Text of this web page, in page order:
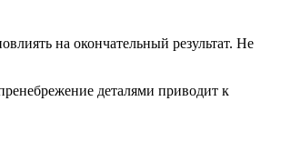
на окончательный результат. Не
деталями приводит к